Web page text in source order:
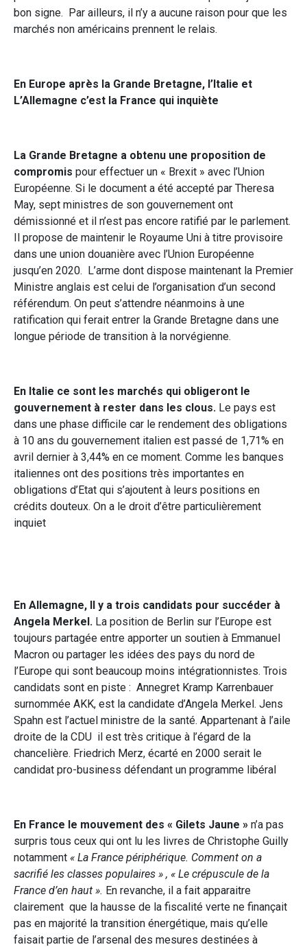
bon signe. Par ailleurs, il n’y a aucune raison pour que les
marchés non américains prennent le relais.
En Europe après la Grande Bretagne, l’Italie et
L’Allemagne c’est la France qui inquiète
La Grande Bretagne a obtenu une proposition de
compromis pour effectuer un « Brexit » avec l’Union
Européenne. Si le document a été accepté par Theresa
May, sept ministres de son gouvernement ont
démissionné et il n’est pas encore ratifié par le parlement.
Il propose de maintenir le Royaume Uni à titre provisoire
dans une union douanière avec l’Union Européenne
jusqu’en 2020. L’arme dont dispose maintenant la Premier
Ministre anglais est celui de l’organisation d’un second
référendum. On peut s’attendre néanmoins à une
ratification qui ferait entrer la Grande Bretagne dans une
longue période de transition à la norvégienne.
En Italie ce sont les marchés qui obligeront le
gouvernement à rester dans les clous. Le pays est
dans une phase difficile car le rendement des obligations
à 10 ans du gouvernement italien est passé de 1,71% en
avril dernier à 3,44% en ce moment. Comme les banques
italiennes ont des positions très importantes en
obligations d’Etat qui s’ajoutent à leurs positions en
crédits douteux. On a le droit d’être particulièrement
inquiet
En Allemagne, Il y a trois candidats pour succéder à
Angela Merkel. La position de Berlin sur l’Europe est
toujours partagée entre apporter un soutien à Emmanuel
Macron ou partager les idées des pays du nord de
l’Europe qui sont beaucoup moins intégrationnistes. Trois
candidats sont en piste : Annegret Kramp Karrenbauer
surnommée AKK, est la candidate d’Angela Merkel. Jens
Spahn est l’actuel ministre de la santé. Appartenant à l’aile
droite de la CDU il est très critique à l’égard de la
chancelière. Friedrich Merz, écarté en 2000 serait le
candidat pro-business défendant un programme libéral
En France le mouvement des « Gilets Jaune » n’a pas
surpris tous ceux qui ont lu les livres de Christophe Guilly
notamment « La France périphérique. Comment on a
sacrifié les classes populaires » , « Le crépuscule de la
France d’en haut ». En revanche, il a fait apparaitre
clairement que la hausse de la fiscalité verte ne finançait
pas en majorité la transition énergétique, mais qu’elle
faisait partie de l’arsenal des mesures destinées à